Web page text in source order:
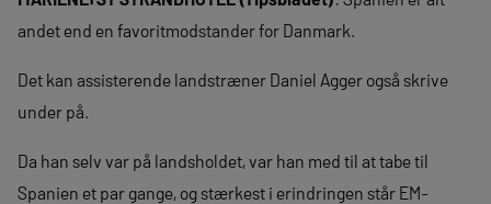
andet end en favoritmodstander for Danmark.
Det kan assisterende landstræner Daniel Agger også skrive
under på.
Da han selv var på landsholdet, var han med til at tabe til
Spanien et par gange, og stærkest i erindringen står EM-